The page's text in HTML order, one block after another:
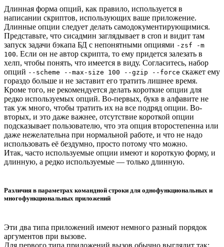
Длинная форма опций, как правило, используется в
написании скриптов, использующих ваше приложение.
Длинные опции следует делать самодокументирующимися.
Представьте, что сисадмин заглядывает в cron и видит там
запуск задачи бэкапа БД с непонятными опциями -zsf -m
100. Если он не автор скрипта, то ему придется залезать в
хелп, чтобы понять, что имеется в виду. Согласитесь, набор
опций --scheme --max-size 100 --gzip --force скажет ему
гораздо больше и не заставит его тратить лишнее время.
Кроме того, не рекомендуется делать короткие опции для
редко используемых опций. Во-первых, букв в алфавите не
так уж много, чтобы тратить их на все подряд опции. Во-
вторых, и это даже важнее, отсутствие короткой опции
подсказывает пользователю, что эта опция второстепенна или
даже нежелательна при нормальной работе, и что не надо
использовать её бездумно, просто потому что можно.
Итак, часто используемые опции имеют и короткую форму, и
длинную, а редко используемые — только длинную.
Различия в параметрах командной строки для однофункциональных и
многофункциональных приложений
Эти два типа приложений имеют немного разный порядок
аргументов при вызове.
Для первого типа приложений вызов обычно выглядит так: